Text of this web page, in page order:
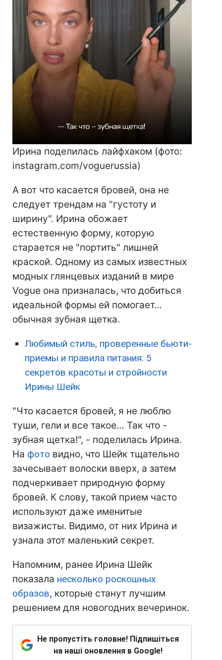
Ирина поделилась лайфхаком (фото:
instagram.com/voguerussia)
А вот что касается бровей, она не
следует трендам на "густоту и
ширину". Ирина обожает
естественную форму, которую
старается не "портить" лишней
краской. Одному из самых известных
модных глянцевых изданий в мире
Vogue она призналась, что добиться
идеальной формы ей помогает…
обычная зубная щетка.
Любимый стиль, проверенные бьюти-
приемы и правила питания: 5
секретов красоты и стройности
Ирины Шейк
"Что касается бровей, я не люблю
туши, гели и все такое… Так что -
зубная щетка!", - поделилась Ирина.
На фото видно, что Шейк тщательно
зачесывает волоски вверх, а затем
подчеркивает природную форму
бровей. К слову, такой прием часто
используют даже именитые
визажисты. Видимо, от них Ирина и
узнала этот маленький секрет.
Напомним, ранее Ирина Шейк
показала несколько роскошных
образов, которые станут лучшим
решением для новогодних вечеринок.
Не пропустіть головне! Підпишіться
на наші оновлення в Google!